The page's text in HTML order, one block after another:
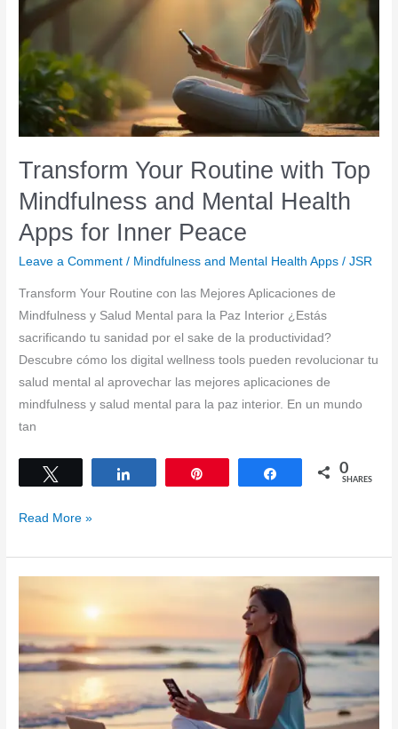
Balanced
Life:
Discover
Top
for
Inner
and
Clarity
Transform Your Routine with Top
Mindfulness and Mental Health
Apps for Inner Peace
Leave a Comment / Mindfulness and Mental Health Apps /JSR
Transform Your Routine con las Mejores Aplicaciones de
Mindfulness y Salud Mental para la Paz Interior ¿Estás
sacrificando tu sanidad por el sake de la productividad?
Descubre cómo los digital wellness tools pueden revolucionar tu
salud mental al aprovechar las mejores aplicaciones de
mindfulness y salud mental para la paz interior. En un mundo
tan
Share 0
SHARES
Transform
Routine
and
Mental
Health
Apps
Read More »